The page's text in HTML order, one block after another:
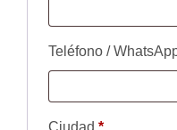
Teléfono /
Ciudad *